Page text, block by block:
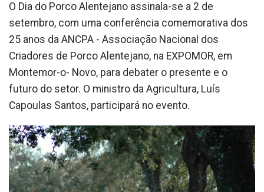
O Dia do Porco Alentejano assinala-se a 2 de
setembro, com uma conferência comemorativa dos
25 anos da ANCPA - Associação Nacional dos
Criadores de Porco Alentejano, na EXPOMOR, em
Montemor-o- Novo, para debater o presente e o
futuro do setor. O ministro da Agricultura, Luís
Capoulas Santos, participará no evento.